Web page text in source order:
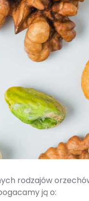
rodzajów
ją o: